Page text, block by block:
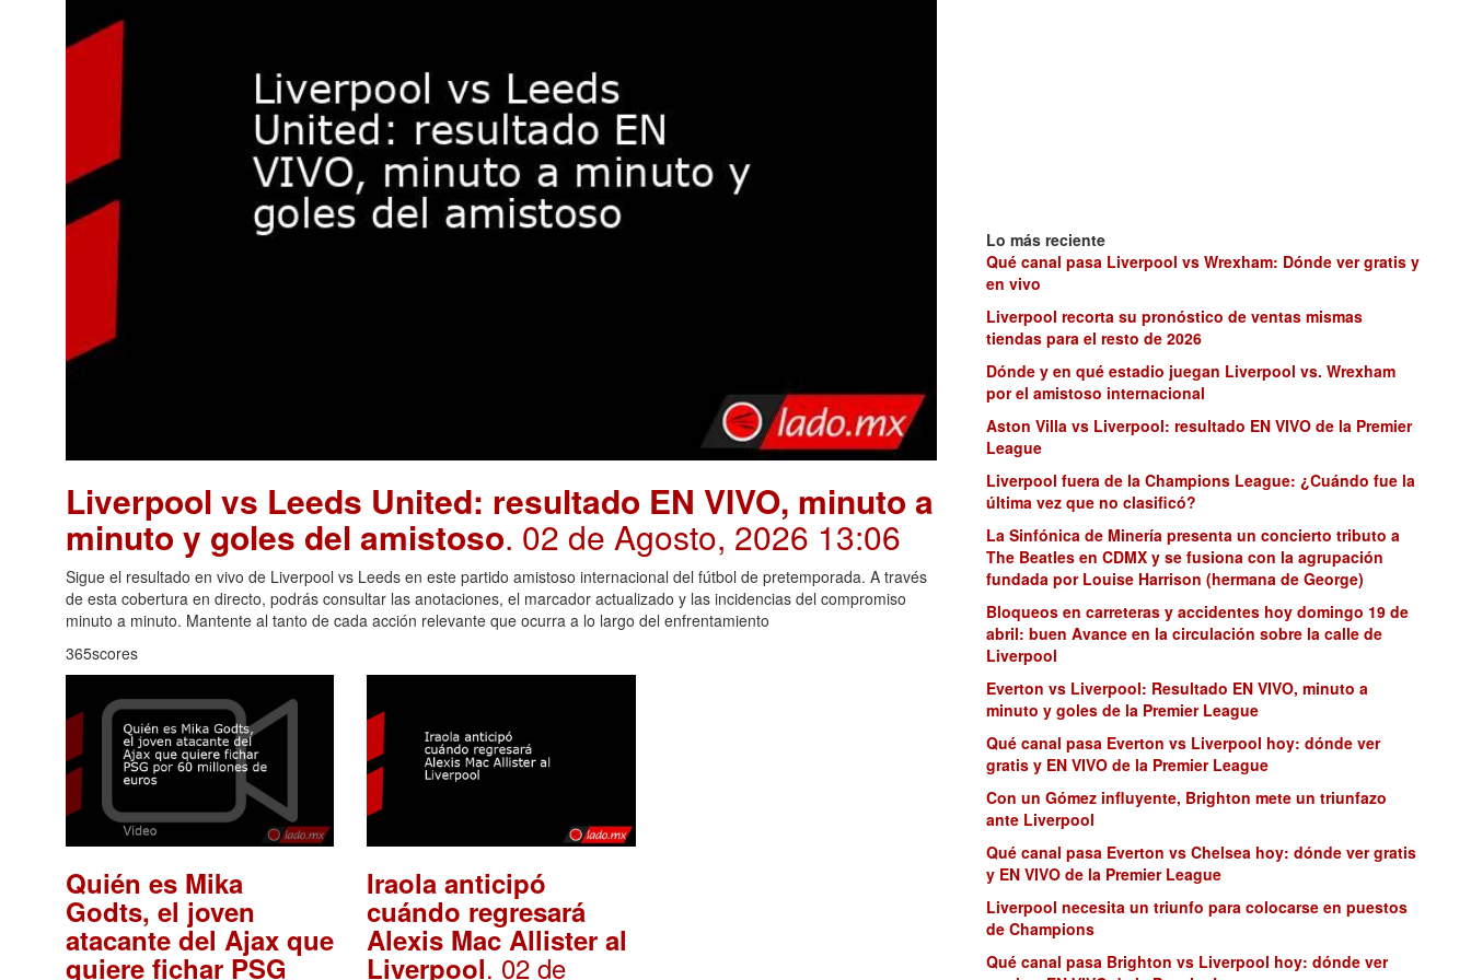
Liverpool vs Leeds United: resultado EN VIVO, minuto a
minuto y goles del amistoso. 02 de Agosto, 2026 13:06
Sigue el resultado en vivo de Liverpool vs Leeds en este partido amistoso internacional del fútbol de pretemporada. A través
de esta cobertura en directo, podrás consultar las anotaciones, el marcador actualizado y las incidencias del compromiso
minuto a minuto. Mantente al tanto de cada acción relevante que ocurra a lo largo del enfrentamiento
365scores
Quién es Mika
Godts, el joven
atacante del Ajax que
quiere fichar PSG
Iraola anticipó
cuándo regresará
Alexis Mac Allister al
Liverpool. 02 de
Lo más reciente
Qué canal pasa Liverpool vs Wrexham: Dónde ver gratis y
en vivo
Liverpool recorta su pronóstico de ventas mismas
tiendas para el resto de 2026
Dónde y en qué estadio juegan Liverpool vs. Wrexham
por el amistoso internacional
Aston Villa vs Liverpool: resultado EN VIVO de la Premier
League
Liverpool fuera de la Champions League: ¿Cuándo fue la
última vez que no clasificó?
La Sinfónica de Minería presenta un concierto tributo a
The Beatles en CDMX y se fusiona con la agrupación
fundada por Louise Harrison (hermana de George)
Bloqueos en carreteras y accidentes hoy domingo 19 de
abril: buen Avance en la circulación sobre la calle de
Liverpool
Everton vs Liverpool: Resultado EN VIVO, minuto a
minuto y goles de la Premier League
Qué canal pasa Everton vs Liverpool hoy: dónde ver
gratis y EN VIVO de la Premier League
Con un Gómez influyente, Brighton mete un triunfazo
ante Liverpool
Qué canal pasa Everton vs Chelsea hoy: dónde ver gratis
y EN VIVO de la Premier League
Liverpool necesita un triunfo para colocarse en puestos
de Champions
Qué canal pasa Brighton vs Liverpool hoy: dónde ver